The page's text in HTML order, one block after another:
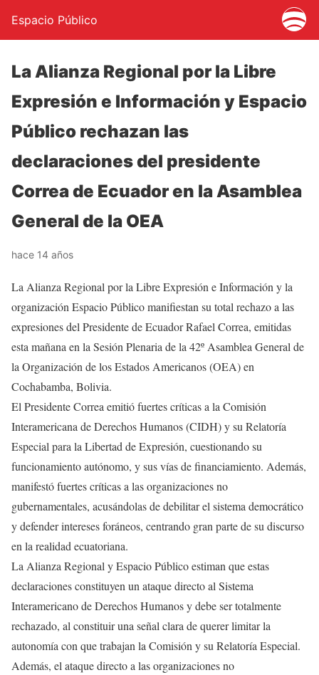
Espacio Público
La Alianza Regional por la Libre
Expresión e Información y Espacio
Público rechazan las
declaraciones del presidente
Correa de Ecuador en la Asamblea
General de la OEA
hace 14 años
La Alianza Regional por la Libre Expresión e Información y la
organización Espacio Público manifiestan su total rechazo a las
expresiones del Presidente de Ecuador Rafael Correa, emitidas
esta mañana en la Sesión Plenaria de la 42º Asamblea General de
la Organización de los Estados Americanos (OEA) en
Cochabamba, Bolivia.
El Presidente Correa emitió fuertes críticas a la Comisión
Interamericana de Derechos Humanos (CIDH) y su Relatoría
Especial para la Libertad de Expresión, cuestionando su
funcionamiento autónomo, y sus vías de financiamiento. Además,
manifestó fuertes críticas a las organizaciones no
gubernamentales, acusándolas de debilitar el sistema democrático
y defender intereses foráneos, centrando gran parte de su discurso
en la realidad ecuatoriana.
La Alianza Regional y Espacio Público estiman que estas
declaraciones constituyen un ataque directo al Sistema
Interamericano de Derechos Humanos y debe ser totalmente
rechazado, al constituir una señal clara de querer limitar la
autonomía con que trabajan la Comisión y su Relatoría Especial.
Además, el ataque directo a las organizaciones no